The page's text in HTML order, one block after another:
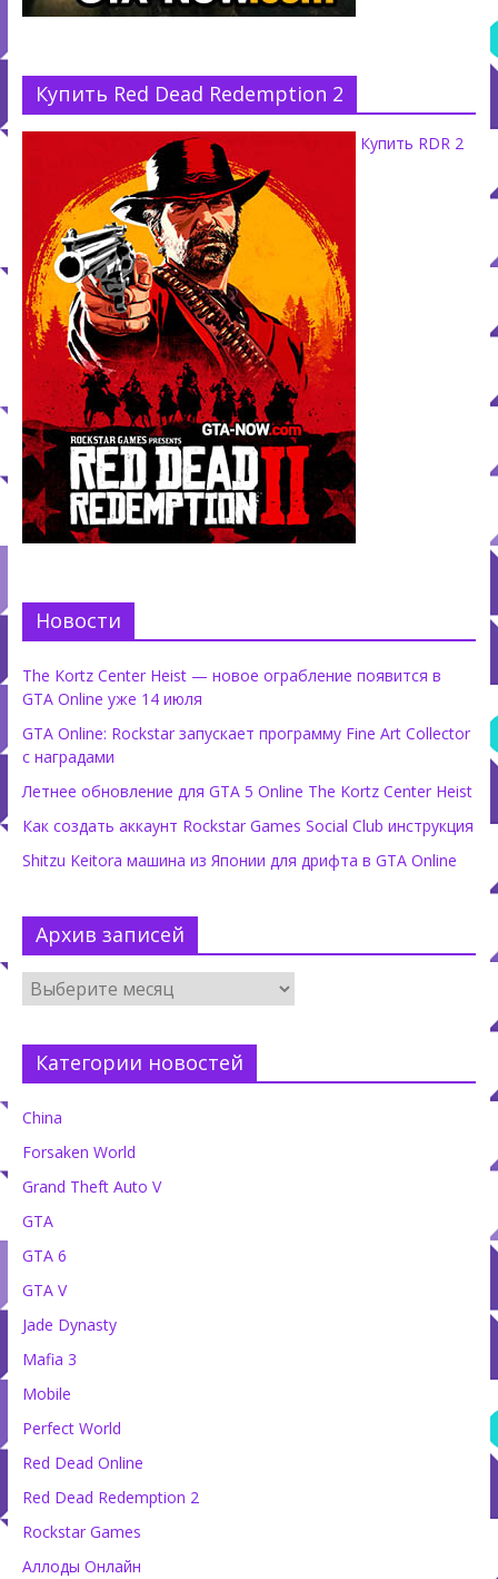
Купить Red Dead Redemption 2
Купить RDR 2
Новости
The Kortz Center Heist — новое ограбление появится в
GTA Online уже 14 июля
GTA Online: Rockstar запускает программу Fine Art Collector
с наградами
Летнее обновление для GTA 5 Online The Kortz Center Heist
Как создать аккаунт Rockstar Games Social Club инструкция
Shitzu Keitora машина из Японии для дрифта в GTA Online
Архив записей
Категории новостей
China
Forsaken World
Grand Theft Auto V
GTA
GTA 6
GTA V
Jade Dynasty
Mafia 3
Mobile
Perfect World
Red Dead Online
Red Dead Redemption 2
Rockstar Games
Аллоды Онлайн